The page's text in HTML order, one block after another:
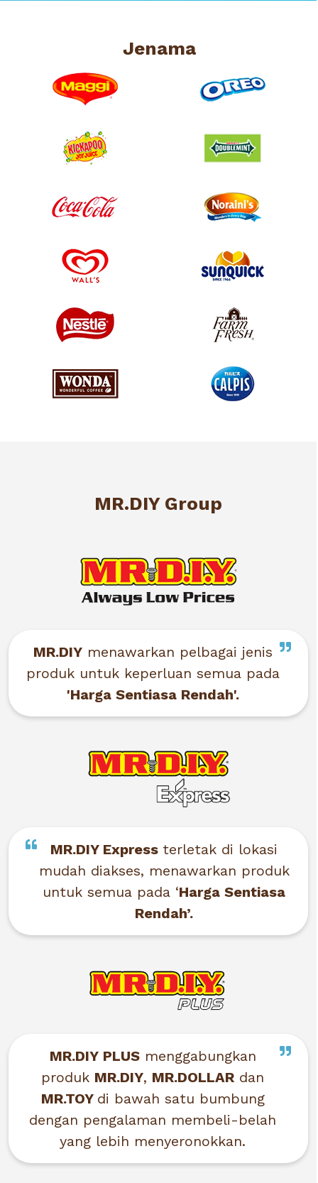
Jenama
MR.DIY Group
MR.DIYmenawarkan pelbagai jenis
produk untuk keperluan semua pada
'Harga Sentiasa Rendah'.
MR.DIY Express terletak di lokasi
mudah diakses, menawarkan produk
untuk semua pada ‘Harga Sentiasa
Rendah’.
MR.DIYPLUSmenggabungkan
produk MR.DIY, MR.DOLLAR dan
MR.TOY di bawah satu bumbung
dengan pengalaman membeli-belah
yang lebih menyeronokkan.